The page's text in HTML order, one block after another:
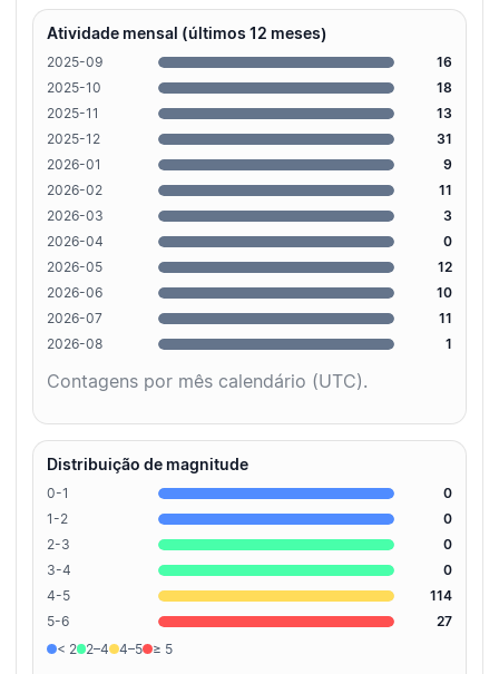
Atividade mensal (últimos 12 meses)
2025-09
16
2025-10
18
2025-11
13
2025-12
31
2026-01
9
2026-02
11
2026-03
3
2026-04
0
2026-05
12
2026-06
10
2026-07
11
2026-08
1
Contagens por mês calendário (UTC).
Distribuição de magnitude
0-1
0
1-2
0
2-3
0
3-4
0
4-5
114
5-6
27
< 2
2–4 4–5 ≥ 5